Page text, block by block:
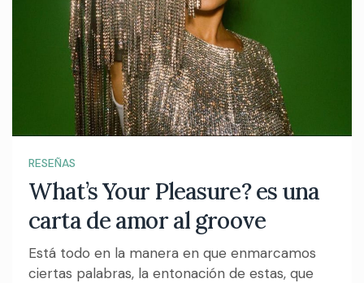
RESEÑAS
What’s Your Pleasure? es una
carta de amor al groove
Está todo en la manera en que enmarcamos
ciertas palabras, la entonación de estas, que